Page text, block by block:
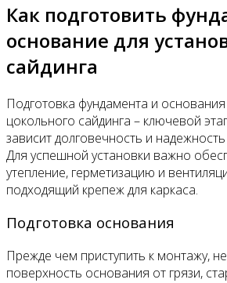
Как подготовить
основание для
сайдинга
Подготовка фундамента и основания
цокольного сайдинга – ключевой
зависит долговечность и
Для успешной установки важно
утепление, герметизацию и
подходящий крепеж для каркаса.
Подготовка основания
Прежде чем приступить к монтажу,
поверхность основания от грязи,